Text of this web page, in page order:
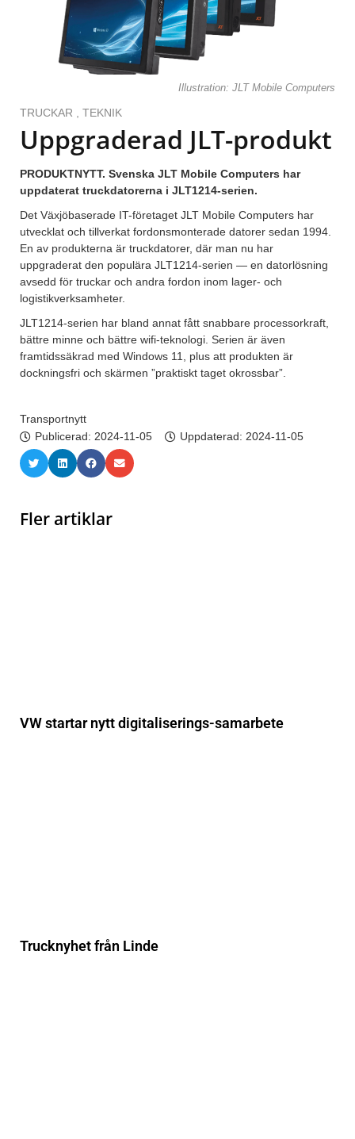
Illustration: JLT Mobile Computers
TRUCKAR TEKNIK
Uppgraderad JLT-produkt
PRODUKTNYTT. Svenska JLT Mobile Computers har
uppdaterat truckdatorerna i JLT1214-serien.
Det Växjöbaserade IT-företaget JLT Mobile Computers har
utvecklat och tillverkat fordonsmonterade datorer sedan 1994.
En av produkterna är truckdatorer, där man nu har
uppgraderat den populära JLT1214-serien — en datorlösning
avsedd för truckar och andra fordon inom lager- och
logistikverksamheter.
JLT1214-serien har bland annat fått snabbare processorkraft,
bättre minne och bättre wifi-teknologi. Serien är även
framtidssäkrad med Windows 11, plus att produkten är
dockningsfri och skärmen ”praktiskt taget okrossbar”.
Transportnytt
Publicerad: 2024-11-05 Uppdaterad: 2024-11-05
Fler artiklar
VW startar nytt digitaliserings-samarbete
Trucknyhet från Linde